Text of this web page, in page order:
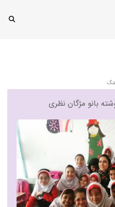
Toggle
بانو مژگان نظری